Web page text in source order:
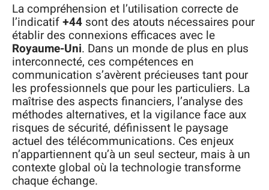
La compréhension et l’utilisation correcte de
l’indicatif+44 sont des atouts nécessaires pour
établir des connexions efficaces avec le
Royaume-Uni. Dans un monde de plus en plus
interconnecté, ces compétences en
communication s’avèrent précieuses tant pour
les professionnels que pour les particuliers. La
maîtrise des aspects financiers, l’analyse des
méthodes alternatives, et la vigilance face aux
risques de sécurité, définissent le paysage
actuel des télécommunications. Ces enjeux
n’appartiennent qu’à un seul secteur, mais à un
contexte global où la technologie transforme
chaque échange.